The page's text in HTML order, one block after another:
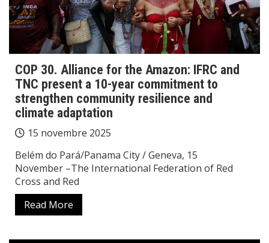
COP 30. Alliance for the Amazon: IFRC and
TNC present a 10-year commitment to
strengthen community resilience and
climate adaptation
15 novembre 2025
Belém do Pará/Panama City / Geneva, 15
November –The International Federation of Red
Cross and Red
Read More